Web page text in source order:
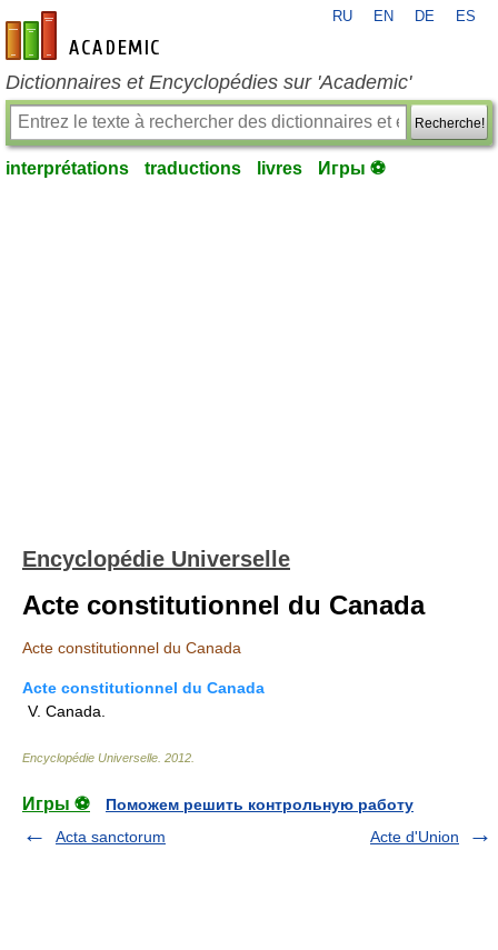
fr-academic.com
RU EN DE ES
Dictionnaires et Encyclopédies sur 'Academic'
Recherche!
interprétations traductions livres Игры ⚽
Encyclopédie Universelle
Acte constitutionnel du Canada
Acte constitutionnel du Canada
Acte constitutionnel du Canada
V. Canada.
Encyclopédie Universelle 2012
Игры ⚽
Поможем решить контрольную работу
Acta sanctorum
Acte d'Union